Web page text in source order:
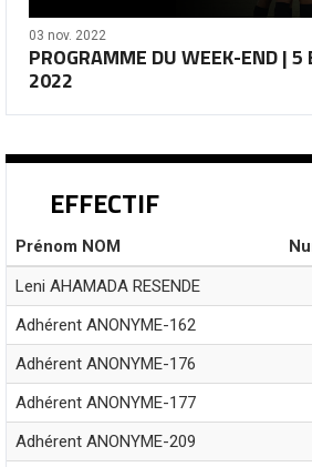
03 nov. 2022
PROGRAMME DU WEEK-END | 5
2022
EFFECTIF
Prénom NOM
Leni AHAMADA RESENDE
Adhérent ANONYME-162
Adhérent ANONYME-176
Adhérent ANONYME-177
Adhérent ANONYME-209